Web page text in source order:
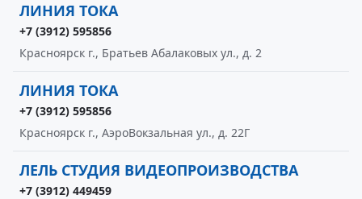
ЛИНИЯ ТОКА
+7 (3912) 595856
Красноярск г., Братьев Абалаковых ул., д. 2
ЛИНИЯ ТОКА
+7 (3912) 595856
Красноярск г., АэроВокзальная ул., д. 22Г
ЛЕЛЬ СТУДИЯ ВИДЕОПРОИЗВОДСТВА
+7 (3912) 449459